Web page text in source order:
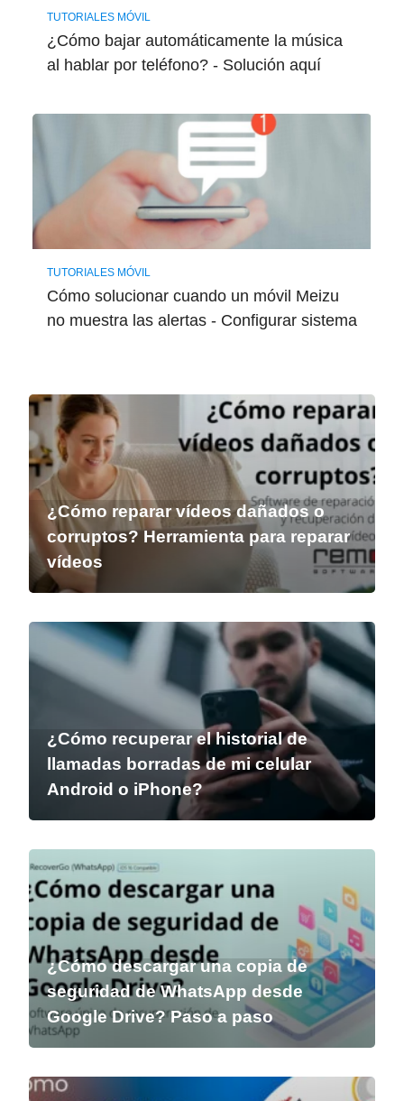
TUTORIALES MÓVIL
¿Cómo bajar automáticamente la música
al hablar por teléfono? - Solución aquí
TUTORIALES MÓVIL
Cómo solucionar cuando un móvil Meizu
no muestra las alertas - Configurar sistema
¿Cómo reparar vídeos dañados o
corruptos? Herramienta para reparar
vídeos
¿Cómo recuperar el historial de
llamadas borradas de mi celular
Android o iPhone?
¿Cómo descargar una copia de
seguridad de WhatsApp desde
Google Drive? Paso a paso